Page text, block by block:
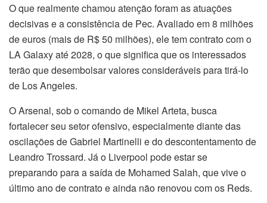
O que realmente chamou atenção foram as atuações
decisivas e a consistência de Pec. Avaliado em 8 milhões
de euros (mais de R$ 50 milhões), ele tem contrato com o
LA Galaxy até 2028, o que significa que os interessados
terão que desembolsar valores consideráveis para tirá-lo
de Los Angeles.
O Arsenal, sob o comando de Mikel Arteta, busca
fortalecer seu setor ofensivo, especialmente diante das
oscilações de Gabriel Martinelli e do descontentamento de
Leandro Trossard. Já o Liverpool pode estar se
preparando para a saída de Mohamed Salah, que vive o
último ano de contrato e ainda não renovou com os Reds.